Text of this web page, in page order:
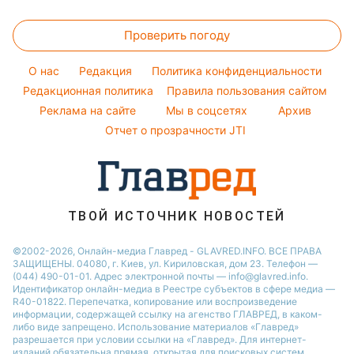
Филипп Киркоров
Ани Лорак
Народные приметы
Все о шоу-бизнесе
Простые блюда
Легкие десерты
Напитки
Праздничное меню
Денежная помощь
Тарифы
Курс валют
Проверить погоду
O нас Редакция
Политика конфиденциальности
Редакционная политика
Правила пользования сайтом
Реклама на сайте
Мы в соцсетях
Архив
Отчет о прозрачности JTI
ТВОЙ ИСТОЧНИК НОВОСТЕЙ
©2002-2026, Онлайн-медиа Главред - GLAVRED.INFO. ВСЕ ПРАВА
ЗАЩИЩЕНЫ. 04080, г. Киев, ул. Кириловская, дом 23. Телефон —
(044) 490-01-01. Адрес электронной почты — info@glavred.info.
Идентификатор онлайн-медиа в Реестре cубъектов в сфере медиа —
R40-01822. Перепечатка, копирование или воспроизведение
информации, содержащей ссылку на агенство ГЛАВРЕД, в каком-
либо виде запрещено. Использование материалов «Главред»
разрешается при условии ссылки на «Главред». Для интернет-